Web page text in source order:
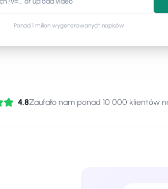
Ponad 1 milion wygenerowanych napisów
4.8Zaufało nam ponad 10 000 klientów